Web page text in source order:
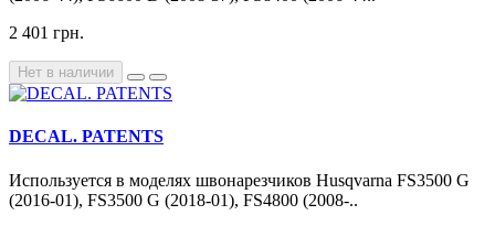
2 401 грн.
Нет в наличии
DECAL. PATENTS
Используется в моделях швонарезчиков Husqvarna FS3500 G
(2016-01), FS3500 G (2018-01), FS4800 (2008-..